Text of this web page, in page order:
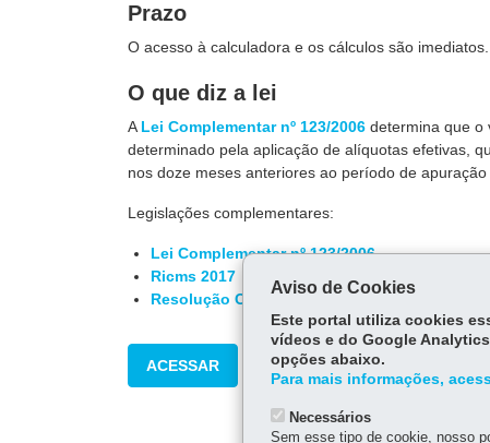
Prazo
O acesso à calculadora e os cálculos são imediatos.
O que diz a lei
A Lei Complementar nº 123/2006 determina que o
determinado pela aplicação de alíquotas efetivas,
nos doze meses anteriores ao período de
Legislações complementares:
Lei Complementar nº 123/2006
Ricms 2017
Resolução CGSN nº 140/2018
ACESSAR
Aviso de Cookies
Este portal utiliza cookies
vídeos e do Google
opções abaixo.
Para mais informações,
Necessários
Sem esse tipo de cookie, nosso